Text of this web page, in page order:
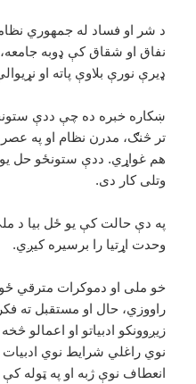
د شر او فساد له جمهوري
نفاق او شقاق کې ډوبه
ډيرې نورې بلاوې پاته او
ښکاره خبره ده چې ددې
تر څنګ، مدرن نظام او په
هم غواړي. ددې ستونځو حل
وتلى کار دى.
په دې حالت کې يو ځل بيا د
وحدت اړتيا را برسيره کيږي.
خو ملى او دموکرات مترقي
راووزي، حال او مستقبل ته
زيږوونکو ادبياتو او اعمالو
نوي راغلي شرايط نوي ادبيات
انعطاف نوې ژبه او په ټوله